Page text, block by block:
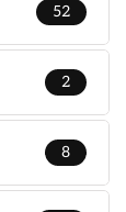
52
2
8